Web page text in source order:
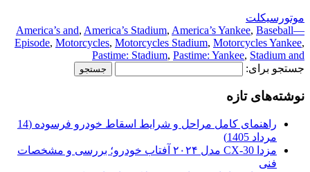
موتورسیکلت
America’s and, America’s Stadium, America’s Yankee, Baseball—
Episode, Motorcycles, Motorcycles Stadium, Motorcycles Yankee,
Pastime: Stadium, Pastime: Yankee, Stadium and
جستجو برای:
نوشته‌های تازه
راهنمای کامل مراحل و شرایط اسقاط خودرو فرسوده (14
مرداد 1405)
مزدا CX-30 مدل ۲۰۲۴ آفتاب خودرو؛ بررسی و مشخصات
فنی